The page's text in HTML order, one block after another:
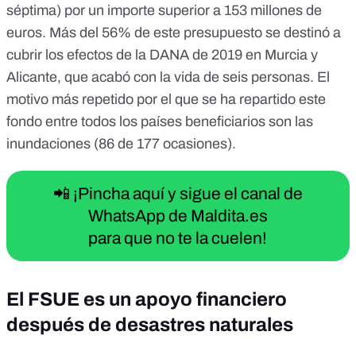
séptima) por un importe superior a 153 millones de
euros. Más del 56% de este presupuesto se destinó a
cubrir los efectos de la DANA de 2019 en Murcia y
Alicante, que acabó con la vida de seis personas. El
motivo más repetido por el que se ha repartido este
fondo entre todos los países beneficiarios son las
inundaciones (86 de 177 ocasiones).
📲 ¡Pincha aquí y sigue el canal de
WhatsApp de Maldita.es
para que no te la cuelen!
El FSUE es un apoyo financiero
después de desastres naturales